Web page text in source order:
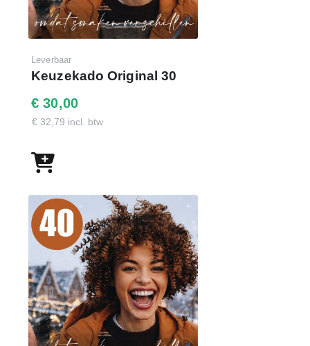
Leverbaar
Keuzekado Original 30
€ 30,00
€ 32,79 incl. btw